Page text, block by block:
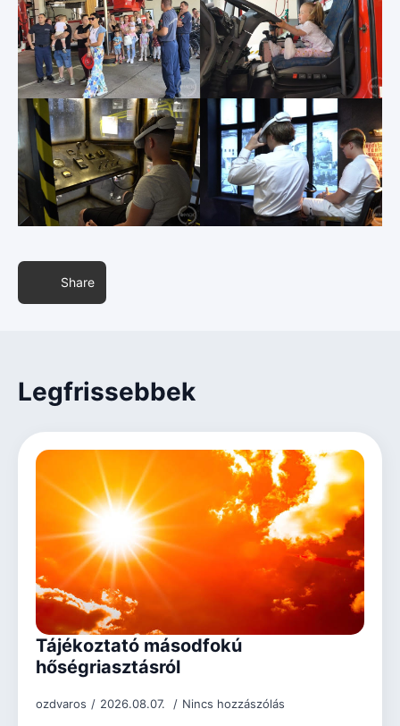
Share
Legfrissebbek
Tájékoztató másodfokú
hőségriasztásról
ozdvaros 2026.08.07. Nincs hozzászólás